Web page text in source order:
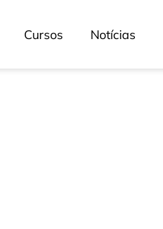
Cursos Notícias